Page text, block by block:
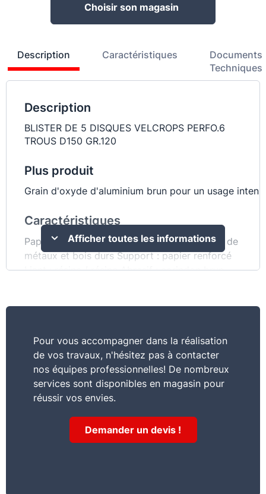
Choisir son magasin
Description Caractéristiques
Documents
Techniques
Description
BLISTER DE 5 DISQUES VELCROPS PERFO.6
TROUS D150 GR.120
Plus produit
Grain d'oxyde d'aluminium brun pour un usage
Caractéristiques
Papier corindon : décapage / ponçage à sec de
métaux et bois durs Support : papier renforcé
Liant : résine / résine Abrasif : corindon brun
machine: Pour ponceuse vibrante et excentrique
Préconisation machine: Ponceuse Type papier:
Papier corindon Utilisation: Ponçage sur
ponceuse excentrique
Commentaire
Décapage, ponçage à sec de métaux et bois durs
Afficher toutes les informations
Pour vous accompagner dans la réalisation
de vos travaux, n'hésitez pas à contacter
nos équipes professionnelles! De nombreux
services sont disponibles en magasin pour
réussir vos envies.
Demander un devis !